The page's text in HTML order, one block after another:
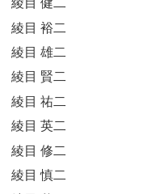
綾目 健二
綾目 裕二
綾目 雄二
綾目 賢二
綾目 祐二
綾目 英二
綾目 修二
綾目 慎二